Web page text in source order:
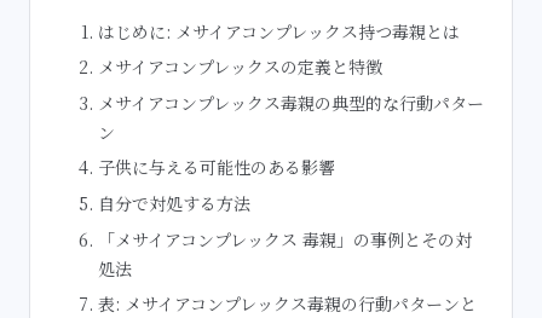
はじめに: メサイアコンプレックス持つ毒親とは
メサイアコンプレックスの定義と特徴
メサイアコンプレックス毒親の典型的な行動パター
ン
子供に与える可能性のある影響
自分で対処する方法
「メサイアコンプレックス 毒親」の事例とその対
処法
表: メサイアコンプレックス毒親の行動パターンと